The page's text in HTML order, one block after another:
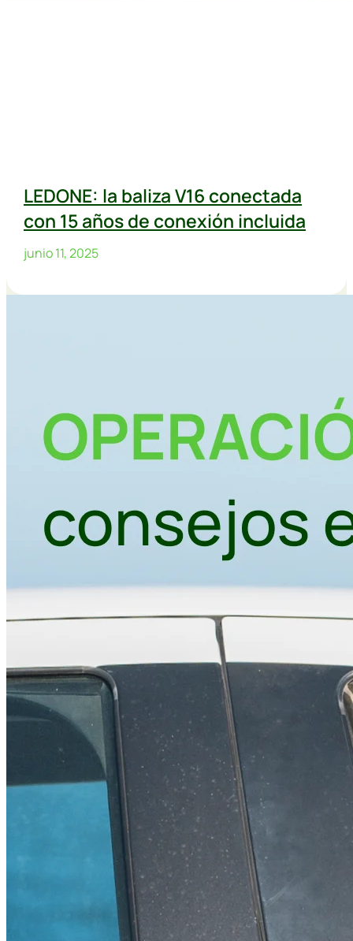
LEDONE: la baliza V16 conectada
con 15 años de conexión incluida
junio 11, 2025